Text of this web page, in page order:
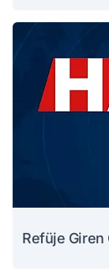
Refüje Giren